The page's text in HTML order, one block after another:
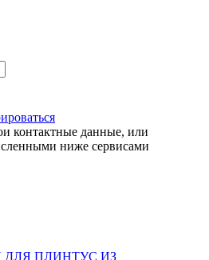
контактные данные, или
ниже сервисами
ПЛИНТУС ИЗ